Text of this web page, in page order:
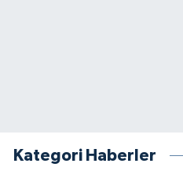
Kategori Haberler